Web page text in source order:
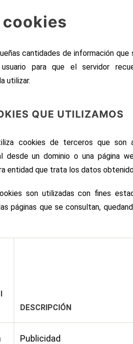
cantidades de información que
para que el servidor
utilizar.
QUE UTILIZAMOS
cookies de terceros que son
desde un dominio o una página
entidad que trata los datos
son utilizadas con fines
páginas que se consultan,
DESCRIPCIÓN
Publicidad